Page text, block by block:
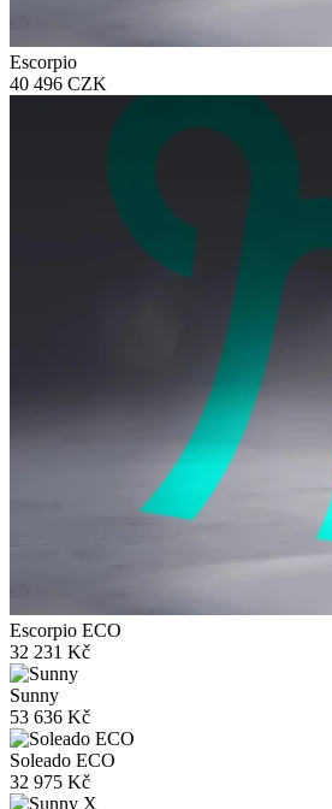
Escorpio
40 496 CZK
Escorpio ECO
32 231 Kč
Sunny
53 636 Kč
Soleado ECO
32 975 Kč